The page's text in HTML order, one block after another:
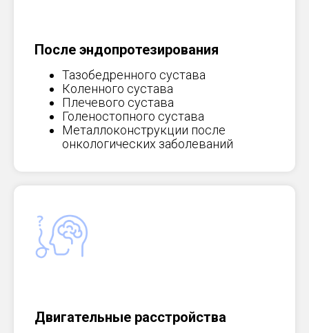
После эндопротезирования
Тазобедренного сустава
Коленного сустава
Плечевого сустава
Голеностопного сустава
Металлоконструкции после
онкологических заболеваний
Двигательные расстройства